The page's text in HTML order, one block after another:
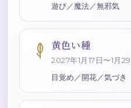
遊び／魔法／無邪気
黄色い種
2027年1月17日〜1月
目覚め／開花／気づき